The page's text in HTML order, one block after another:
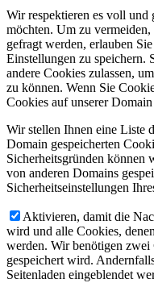
Wir respektieren es voll und
möchten. Um zu
gefragt werden, erlauben
Einstellungen zu speichern.
andere Cookies zulassen,
zu können. Wenn Sie
Cookies auf unserer
Wir stellen Ihnen eine Liste
Domain gespeicherten
Sicherheitsgründen können
von anderen Domains
Sicherheitseinstellungen
Aktivieren, damit die
wird und alle Cookies,
werden. Wir benötigen
gespeichert wird.
Seitenladen eingeblendet